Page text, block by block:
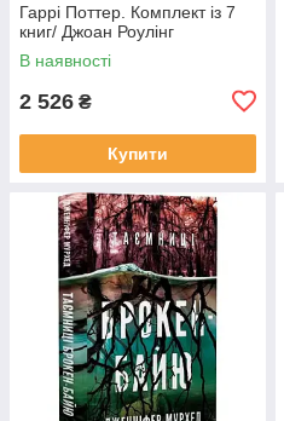
Гаррі Поттер. Комплект із 7
книг/ Джоан Роулінг
В наявності
2 526 ₴
Купити